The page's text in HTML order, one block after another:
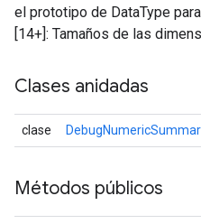
el prototipo de DataType
[14+]: Tamaños de las
Clases anidadas
clase
Métodos públicos